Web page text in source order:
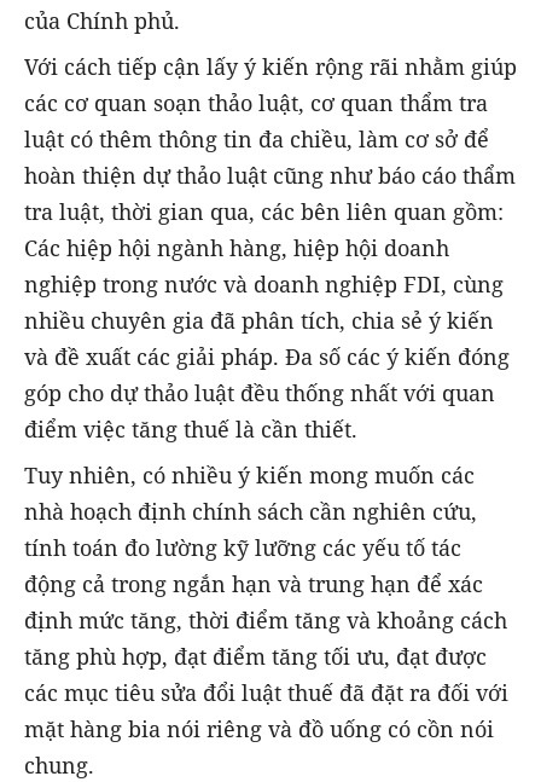
của Chính phủ.
Với cách tiếp cận lấy ý kiến rộng rãi nhằm giúp
các cơ quan soạn thảo luật, cơ quan thẩm tra
luật có thêm thông tin đa chiều, làm cơ sở để
hoàn thiện dự thảo luật cũng như báo cáo thẩm
tra luật, thời gian qua, các bên liên quan gồm:
Các hiệp hội ngành hàng, hiệp hội doanh
nghiệp trong nước và doanh nghiệp FDI, cùng
nhiều chuyên gia đã phân tích, chia sẻ ý kiến
và đề xuất các giải pháp. Đa số các ý kiến đóng
góp cho dự thảo luật đều thống nhất với quan
điểm việc tăng thuế là cần thiết.
Tuy nhiên, có nhiều ý kiến mong muốn các
nhà hoạch định chính sách cần nghiên cứu,
tính toán đo lường kỹ lưỡng các yếu tố tác
động cả trong ngắn hạn và trung hạn để xác
định mức tăng, thời điểm tăng và khoảng cách
tăng phù hợp, đạt điểm tăng tối ưu, đạt được
các mục tiêu sửa đổi luật thuế đã đặt ra đối với
mặt hàng bia nói riêng và đồ uống có cồn nói
chung.